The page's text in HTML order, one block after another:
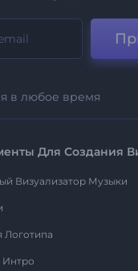
в любое время
Для Создания
Визуализатор Музыки
Логотипа
Интро